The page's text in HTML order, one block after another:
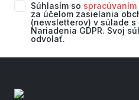
Súhlasím so
za účelom zasielania
(newsletterov) v súlade s
Nariadenia GDPR. Svoj
odvolať.